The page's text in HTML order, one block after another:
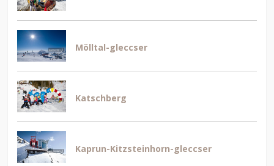
Mölltal-gleccser
Katschberg
Kaprun-Kitzsteinhorn-gleccser